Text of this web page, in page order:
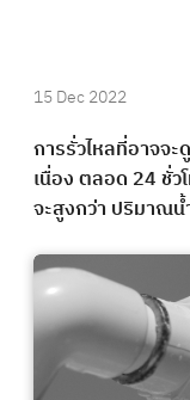
15 Dec 2022
การรั่วไหลที่อาจจ
เนื่อง ตลอด 24 ชั่
จะสูงกว่า ปริมาณน้